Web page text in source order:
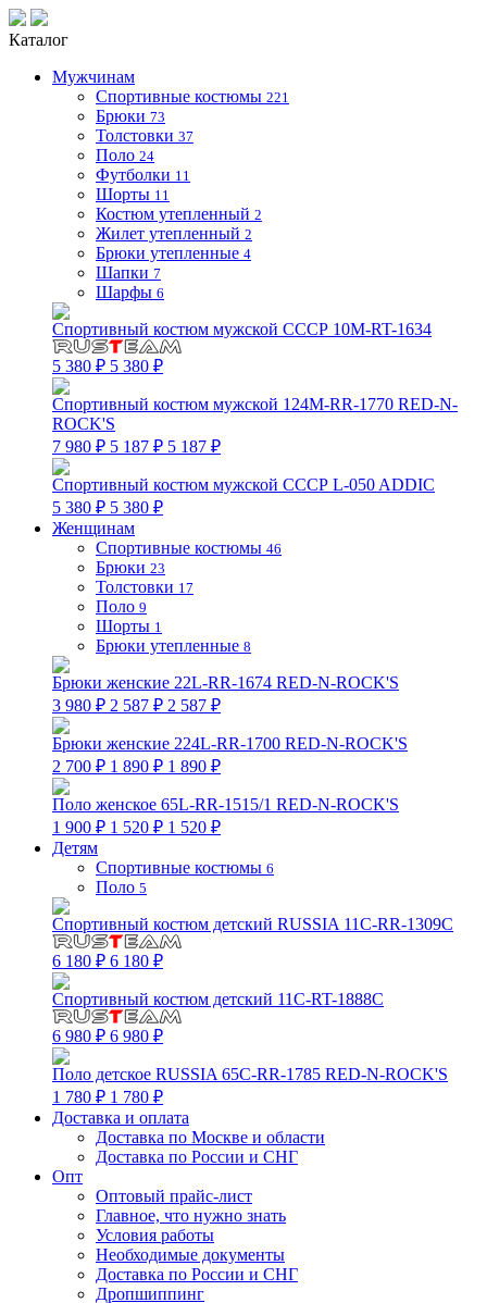
Каталог
Мужчинам
Спортивные костюмы 221
Брюки 73
Толстовки 37
Поло 24
Футболки 11
Шорты 11
Костюм утепленный 2
Жилет утепленный 2
Брюки утепленные 4
Шапки 7
Шарфы 6
Спортивный костюм мужской СССР 10M-RT-1634
5 380 ₽ 5 380 ₽
Спортивный костюм мужской 124M-RR-1770 RED-N-
ROCK'S
7 980 ₽ 5 187 ₽ 5 187 ₽
Спортивный костюм мужской СССР L-050 ADDIC
5 380 ₽ 5 380 ₽
Женщинам
Спортивные костюмы 46
Брюки 23
Толстовки 17
Поло 9
Шорты 1
Брюки утепленные 8
Брюки женские 22L-RR-1674 RED-N-ROCK'S
3 980 ₽ 2 587 ₽ 2 587 ₽
Брюки женские 224L-RR-1700 RED-N-ROCK'S
2 700 ₽ 1 890 ₽ 1 890 ₽
Поло женское 65L-RR-1515/1 RED-N-ROCK'S
1 900 ₽ 1 520 ₽ 1 520 ₽
Детям
Спортивные костюмы 6
Поло 5
Спортивный костюм детский RUSSIA 11C-RR-1309C
6 180 ₽ 6 180 ₽
Спортивный костюм детский 11C-RT-1888C
6 980 ₽ 6 980 ₽
Поло детское RUSSIA 65C-RR-1785 RED-N-ROCK'S
1 780 ₽ 1 780 ₽
Доставка и оплата
Доставка по Москве и области
Доставка по России и СНГ
Опт
Оптовый прайс-лист
Главное, что нужно знать
Условия работы
Необходимые документы
Доставка по России и СНГ
Дропшиппинг